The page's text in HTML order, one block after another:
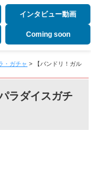
インタビュー動画
Coming soon
・ガチャ >
【バンドリ！ガル
ラダイスガチ